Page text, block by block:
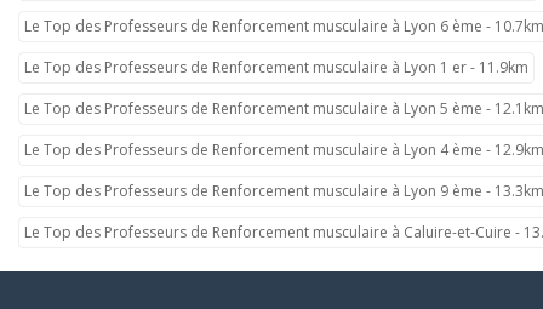
Le Top des Professeurs de Renforcement musculaire à Lyon 6 ème - 10.7km
Le Top des Professeurs de Renforcement musculaire à Lyon 1 er - 11.9km
Le Top des Professeurs de Renforcement musculaire à Lyon 5 ème - 12.1km
Le Top des Professeurs de Renforcement musculaire à Lyon 4 ème - 12.9km
Le Top des Professeurs de Renforcement musculaire à Lyon 9 ème - 13.3km
Le Top des Professeurs de Renforcement musculaire à Caluire-et-Cuire -